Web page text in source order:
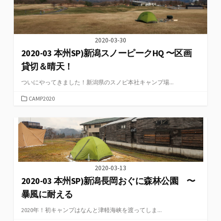
2020-03-30
2020-03 本州SP)新潟スノーピークHQ 〜区画
貸切＆晴天！
ついにやってきました！新潟県のスノピ本社キャンプ場...
カ
ゴ
リ
CAMP2020
2020-03-13
2020-03 本州SP)新潟長岡おぐに森林公園 〜
暴風に耐える
2020年！初キャンプはなんと津軽海峡を渡ってしま...